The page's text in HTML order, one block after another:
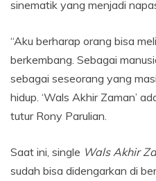
sinematik yang menjadi
“Aku berharap orang bisa
berkembang. Sebagai
sebagai seseorang yang
hidup. ‘Wals Akhir Zaman’
tutur Rony Parulian.
Saat ini, single Wals Akhir
sudah bisa didengarkan di